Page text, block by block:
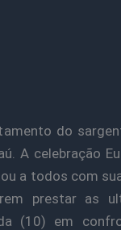
do
A celebração
a todos com
prestar as
(10) em